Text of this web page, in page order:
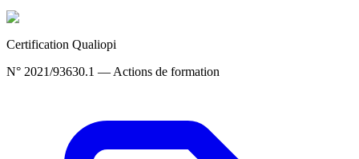
Certification Qualiopi
N° 2021/93630.1 — Actions de formation